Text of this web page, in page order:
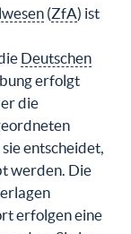
(ZfA) ist
Deutschen
erfolgt
die
entscheidet,
werden. Die
erfolgen eine